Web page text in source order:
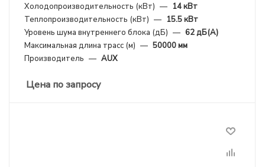
Холодопроизводительность (кВт) — 14 кВт
Теплопроизводительность (кВт) — 15.5 кВт
Уровень шума внутреннего блока (дБ) — 62 дБ(А)
Максимальная длина трасс (м) — 50000 мм
Производитель — AUX
Цена по запросу